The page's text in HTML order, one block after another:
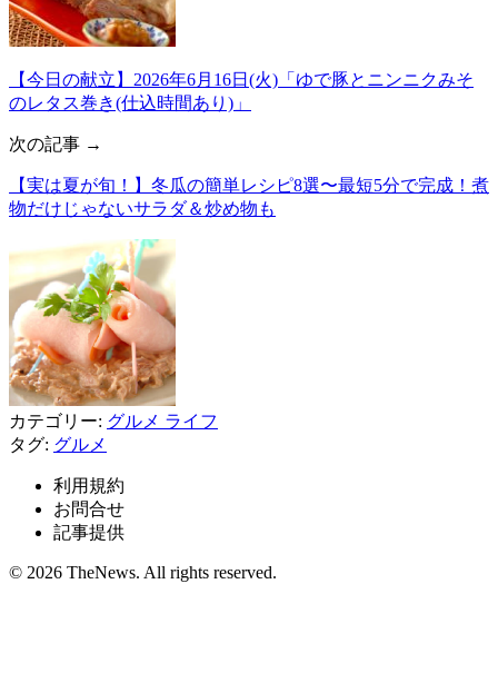
【今日の献立】2026年6月16日(火)「ゆで豚とニンニクみそ
のレタス巻き(仕込時間あり)」
次の記事 →
【実は夏が旬！】冬瓜の簡単レシピ8選〜最短5分で完成！煮
物だけじゃないサラダ＆炒め物も
カテゴリー: グルメ ライフ
タグ: グルメ
利用規約
お問合せ
記事提供
© 2026 TheNews. All rights reserved.